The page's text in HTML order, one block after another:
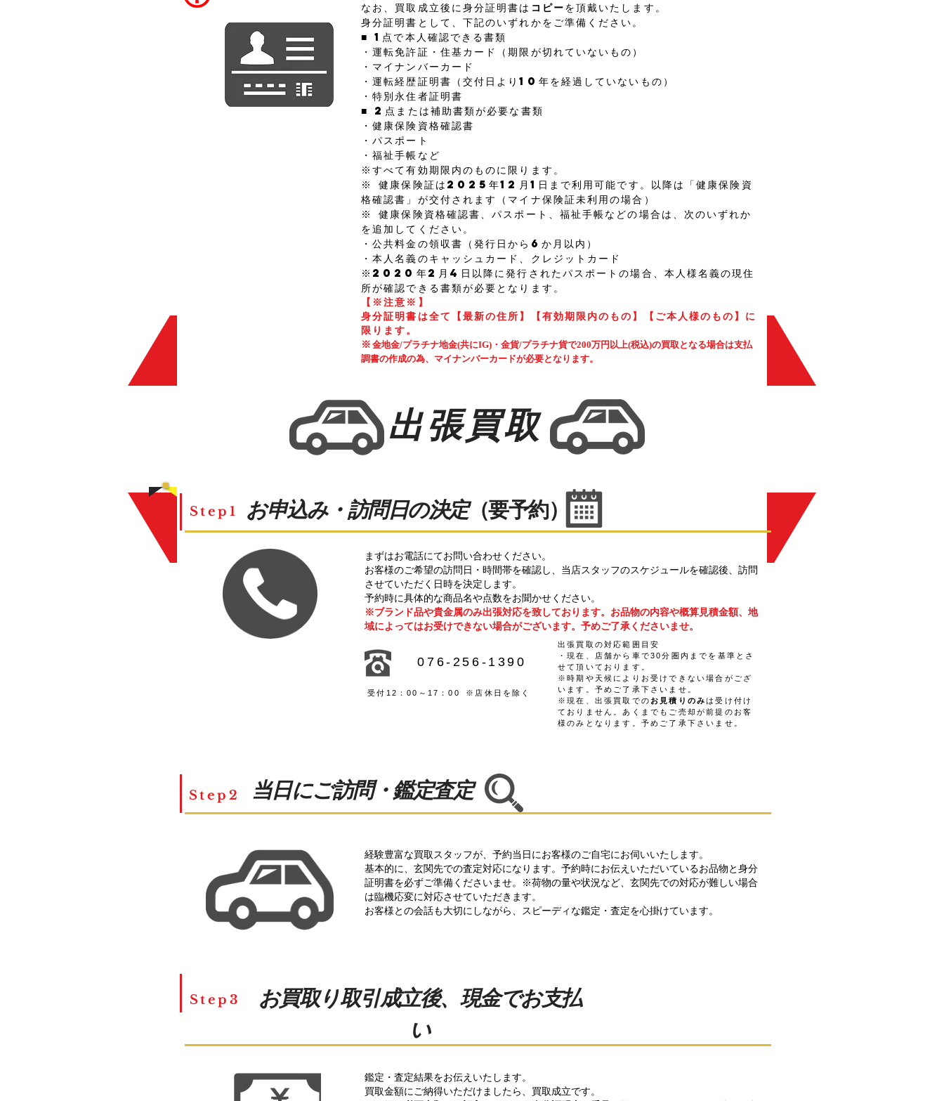
なお、買取成立後に身分証明書は コピーを頂戴いたします。
身分証明書として、下記のいずれかをご準備ください。
■ 1点で本人確認できる書類
・運転免許証・住基カード（期限が切れていないもの）
・マイナンバーカード
・運転経歴証明書（交付日より10年を経過していないもの）
・特別永住者証明書
■ 2点または補助書類が必要な書類
・健康保険資格確認書
・パスポート
・福祉手帳など
※すべて有効期限内のものに限ります。
※ 健康保険証は2025年12月1日まで利用可能です。以降は「健康保険資
格確認書」が交付されます（マイナ保険証未利用の場合）
※ 健康保険資格確認書、パスポート、福祉手帳などの場合は、次のいずれか
を追加してください。
・公共料金の領収書（発行日から6か月以内）
・本人名義のキャッシュカード、クレジットカード
※2020年2月4日以降に発行されたパスポートの場合、本人様名義の現住
所が確認できる書類が必要となります。
【※注意※】
身分証明書は全て【最新の住所】【有効期限内のもの】【ご本人様のもの】に
限ります。
※金地金/プラチナ地金(共にIG)・金貨/プラチナ貨で200万円以上(税込)の買取となる場合は支払
調書の作成の為、マイナンバーカードが必要となります。
​出張買取
Step1 ​お申込み・訪問日の決定（要予約）
まずはお電話にてお問い合わせください。
お客様のご希望の訪問日・時間帯を確認し、当店スタッフのスケジュールを確認後、訪問
させていただく日時を決定します。
予約時に具体的な商品名や点数をお聞かせください。
※ブランド品や貴金属のみ出張対応を致しております。お品物の内容や概算見積金額、地
域によってはお受けできない場合がございます。予めご了承くださいませ。
​076-256-1390
​受付12：00～17：00 ​※店休日を除く
​出張買取の対応範囲目安
​・現在、店舗から車で30分圏内までを基準とさ
せて頂いております。
​※時期や天候によりお受けできない場合がござ
います。予めご了承下さいませ。
​※現在、出張買取での お見積りのみは受け付け
ておりません。あくまでもご売却が前提のお客
様のみとなります。予めご了承下さいませ。
Step2 ​当日にご訪問・鑑定査定
経験豊富な買取スタッフが、予約当日にお客様のご自宅にお伺いいたします。
基本的に
、玄関先での査定対応になります。予約時にお伝えいただいているお品物と身分
証明書を必ずご準備くださいませ。※荷物の量や状況など、玄関先での対応が難しい場合
は臨機応変に対応させていただきます。
お客様との会話も大切にしながら、スピーディな鑑定・査定を心掛けています。
Step3
お買取り取引成立後、現金でお支払
い​
鑑定・査定結果をお伝えいたします。
買取金額にご納得いただけましたら、買取成立です。